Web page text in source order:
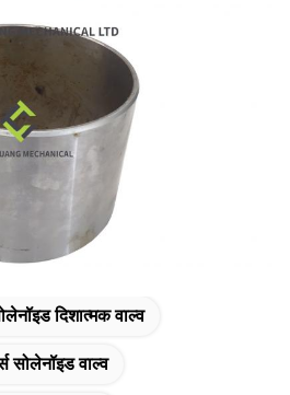
दिशात्मक वाल्व
सोलेनॉइड वाल्व